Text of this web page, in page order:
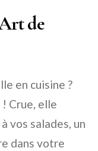
de
en cuisine ?
Crue, elle
vos salades, un
dans votre